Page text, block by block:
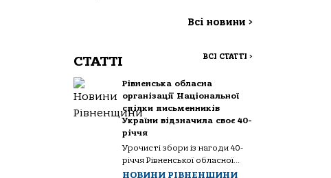
Всі новини >
СТАТТІ ВСІ СТАТТІ >
Рівненська обласна
організації Національної
спілки письменників
України відзначила своє 40-
річчя
Урочисті збори із нагоди 40-
річчя Рівненської обласної...
НОВИНИ РІВНЕНЩИНИ